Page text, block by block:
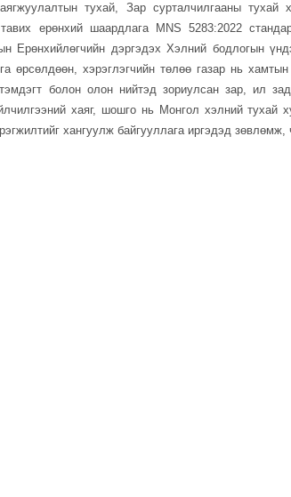
тухай, Зар сурталчилгааны
ерөнхий шаардлага MNS 5283:2022
Ерөнхийлөгчийн дэргэдэх Хэлний бодлогын
өрсөлдөөн, хэрэглэгчийн төлөө газар нь
болон олон нийтэд зориулсан зар, ил
хаяг, шошго нь Монгол хэлний тухай
хангуулж байгууллага иргэдэд